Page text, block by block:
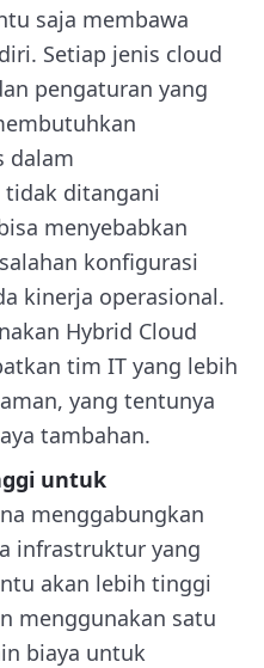
saja membawa
Setiap jenis cloud
pengaturan yang
dalam
tidak ditangani
menyebabkan
konfigurasi
kinerja operasional.
Hybrid Cloud
tim IT yang lebih
yang tentunya
tambahan.
untuk
menggabungkan
infrastruktur yang
akan lebih tinggi
menggunakan satu
biaya untuk